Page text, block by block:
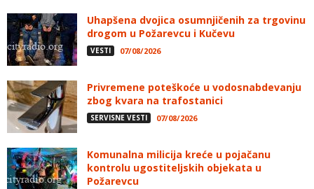
Uhapšena dvojica osumnjičenih za trgovinu
drogom u Požarevcu i Kučevu
VESTI 07/08/2026
Privremene poteškoće u vodosnabdevanju
zbog kvara na trafostanici
SERVISNE VESTI 07/08/2026
Komunalna milicija kreće u pojačanu
kontrolu ugostiteljskih objekata u
Požarevcu